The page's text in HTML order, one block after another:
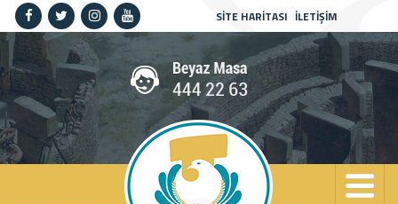
SİTE HARİTASI İLETİŞİM
Anasayfa
Kurumsal
Haliliye